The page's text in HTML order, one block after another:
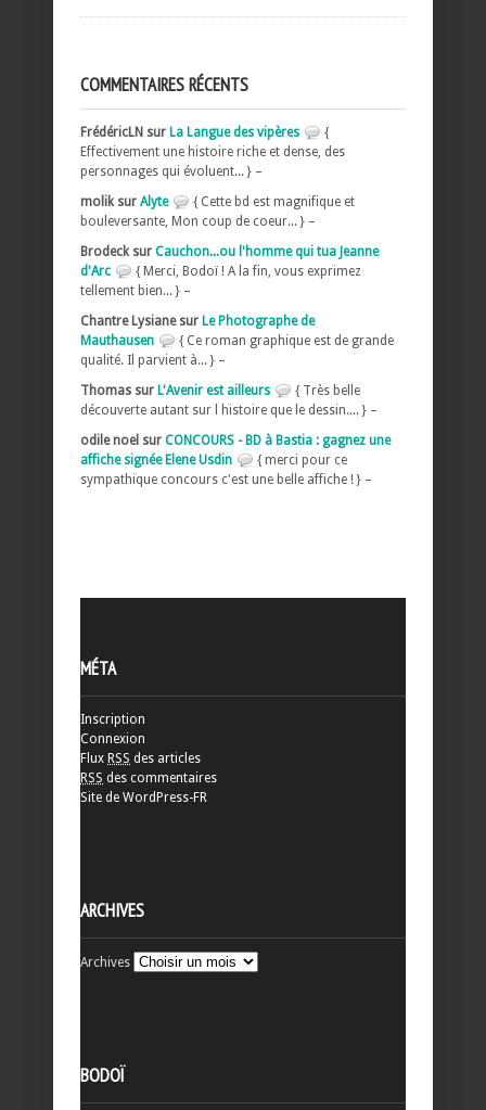
COMMENTAIRES RÉCENTS
FrédéricLN sur La Langue des vipères
{
Effectivement une histoire riche et dense, des
personnages qui évoluent... } –
molik sur Alyte
{ Cette bd est magnifique et
bouleversante, Mon coup de coeur... } –
Brodeck sur Cauchon...ou l'homme qui tua Jeanne
d'Arc
{ Merci, Bodoï ! A la fin, vous exprimez
tellement bien... } –
Chantre Lysiane sur Le Photographe de
Mauthausen
{ Ce roman graphique est de grande
qualité. Il parvient à... } –
Thomas sur L'Avenir est ailleurs
{ Très belle
découverte autant sur l histoire que le dessin.... } –
odile noel sur CONCOURS - BD à Bastia : gagnez une
affiche signée Elene Usdin
{ merci pour ce
sympathique concours c'est une belle affiche ! } –
MÉTA
Inscription
Connexion
Flux RSS des articles
RSS des commentaires
Site de WordPress-FR
ARCHIVES
Archives
BODOÏ